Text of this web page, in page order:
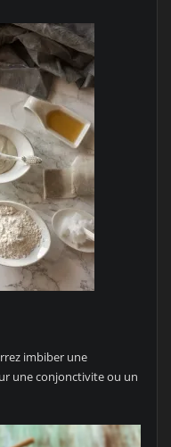
imbiber une
une conjonctivite ou un